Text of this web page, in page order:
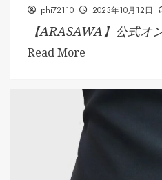
phi72110 2023年10月12日
【ARASAWA】公式オ
Read More